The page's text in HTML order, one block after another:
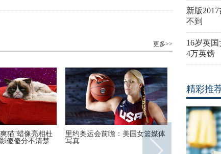
更多>>
安迪上线！刘涛受邀
装周酷帅启程
亮相杜
不清楚
里约奥运会前瞻：美国女篮媒体
写真
新版
不到
16岁英
4万英镑
精彩推